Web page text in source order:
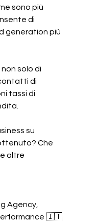
sono più
di
generation più
non solo di
di
tassi di
su
Che
altre
Agency,
🇮🇹